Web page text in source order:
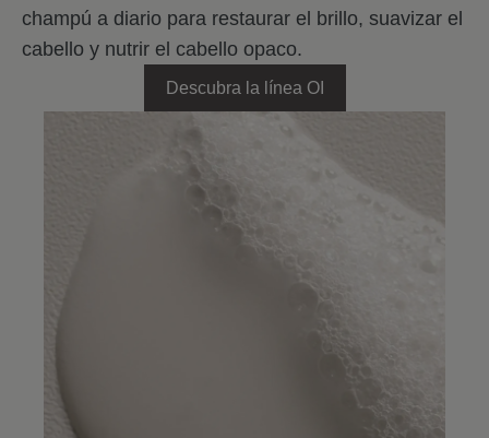
champú a diario para restaurar el brillo, suavizar el
cabello y nutrir el cabello opaco.
Descubra la línea OI